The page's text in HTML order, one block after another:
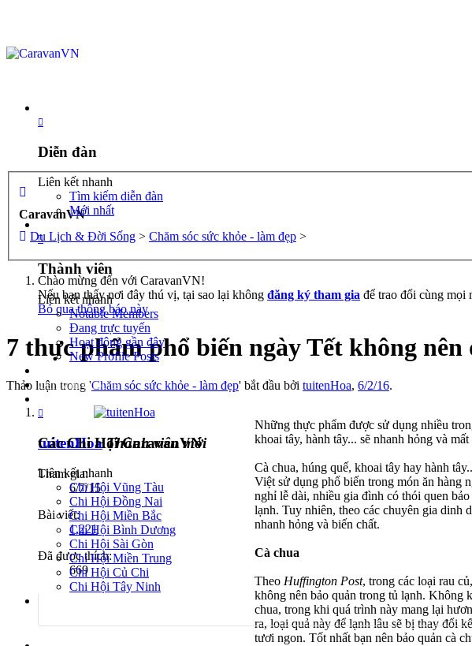
Diễn đàn
Liên kết nhanh
Tìm kiếm diễn đàn
Mới nhất
Thành viên
Liên kết nhanh
Notable Members
Đang trực tuyến
Hoạt động gần đây
New Profile Posts
Caravan quốc tế
Các Chi Hội CaravanVN
Liên kết nhanh
Chi Hội Vũng Tàu
Chi Hội Đồng Nai
Chi Hội Miền Bắc
Chi Hội Bình Dương
Chi Hội Sài Gòn
Chi Hội Miền Trung
Chi Hội Củ Chi
Chi Hội Tây Ninh
CaravanVN
Du Lịch & Đời Sống > Chăm sóc sức khỏe - làm đẹp >
Chào mừng đến với CaravanVN!
Nếu bạn thấy nơi đây thú vị, tại sao lại không đăng ký tham gia để trao đổi cùng mọi
Bỏ qua thông báo này
7 thực phẩm phổ biến ngày Tết không
Thảo luận trong 'Chăm sóc sức khỏe - làm đẹp' bắt đầu bởi tuitenHoa, 6/2/16.
tuitenHoa Thành viên mới
Tham gia:
6/7/15
Bài viết:
1,221
Đã được thích:
669
Những thực phẩm được sử dụng nhiều
khoai tây, hành tây... sẽ nhanh hỏng và
Cà chua, húng quế, khoai tây hay hành
Việt sử dụng phổ biến trong món ăn hàng
nghỉ lễ dài, nhiều gia đình có thói quen
lạnh. Tuy nhiên, theo các chuyên gia dinh
nhanh hỏng và biến chất.
Cà chua
Theo Huffington Post, trong các loại rau
không nên bảo quản trong tủ lạnh. Không
chua, trong khi quá trình này mang lại
ra, loại quả này để lạnh lâu sẽ bị thay đổi
tươi ngon. Tốt nhất bạn nên bảo quản cà